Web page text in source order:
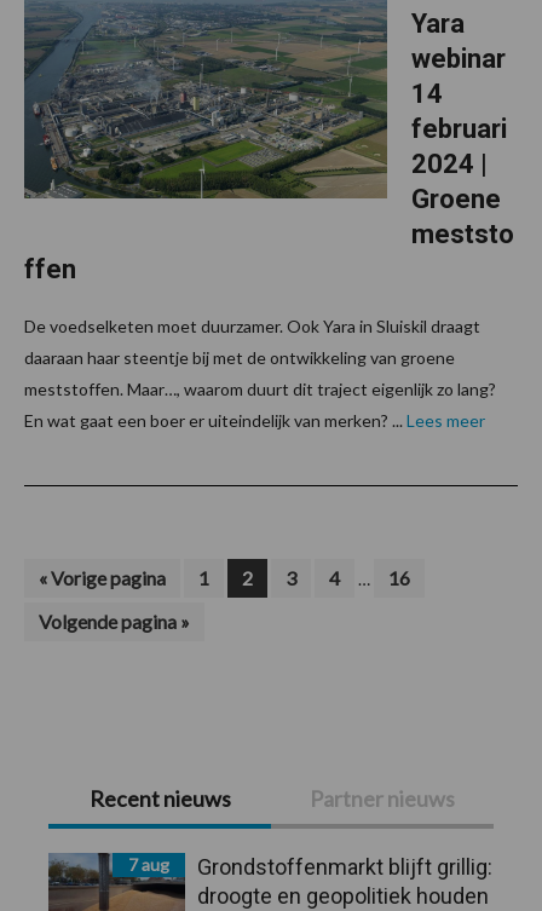
Yara
webinar
14
februari
2024 |
Groene
meststo
ffen
De voedselketen moet duurzamer. Ook Yara in Sluiskil draagt
daaraan haar steentje bij met de ontwikkeling van groene
meststoffen. Maar…, waarom duurt dit traject eigenlijk zo lang?
En wat gaat een boer er uiteindelijk van merken? ... Lees meer
«Ga
Vorige pagina Pagina
1 Pagina
2 Pagina
3 Pagina
4
Interim
… Pagina
16
Ga
naar
Volgende pagina »
Primaire
Sidebar
Recent nieuws Partner nieuws
7 aug
Grondstoffenmarkt blijft grillig:
droogte en geopolitiek houden